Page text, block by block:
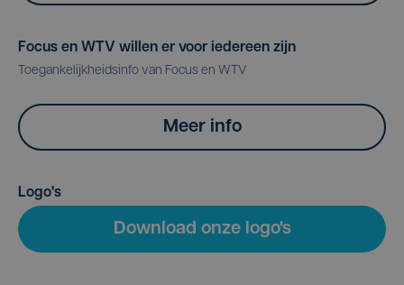
Focus en WTV willen er voor iedereen zijn
Toegankelijkheidsinfo van Focus en WTV
Meer info
Logo's
Download onze logo's